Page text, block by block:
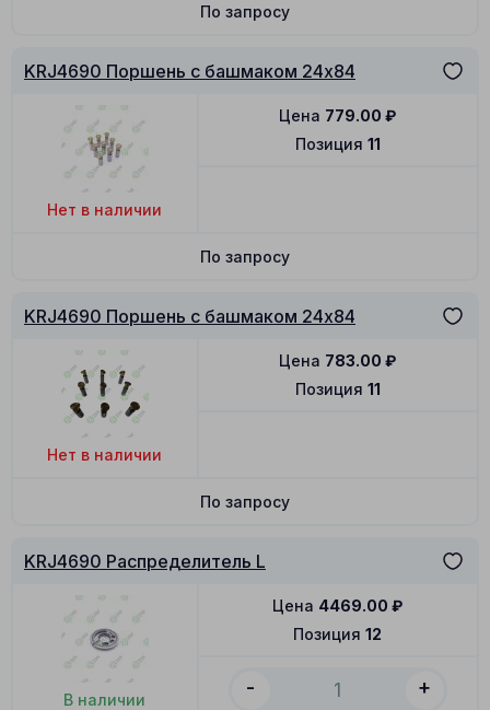
По запросу
KRJ4690 Поршень с башмаком 24x84
Нет в наличии
Позиция 11
Цена 779.00 ₽
По запросу
KRJ4690 Поршень с башмаком 24x84
Нет в наличии
Позиция 11
Цена 783.00 ₽
По запросу
KRJ4690 Распределитель L
В наличии
Позиция 12
Цена 4469.00 ₽
- +